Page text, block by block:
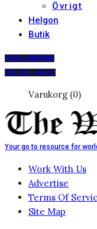
Övrigt
Helgon
Butik
PRENUMERERA
DIGITALT ARKIV
Varukorg (0)
Your go to resource for
Work With Us
Advertise
Terms Of
Site Map